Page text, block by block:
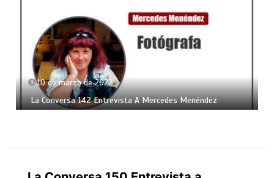
10 de marzo de 2022
La Conversa 142 Entrevista A Mercedes Menéndez